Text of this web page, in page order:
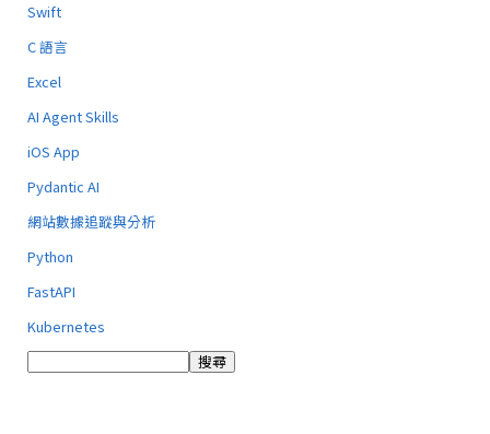
Swift
C 語言
Excel
AI Agent Skills
iOS App
Pydantic AI
網站數據追蹤與分析
Python
FastAPI
Kubernetes